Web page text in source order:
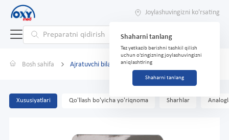
Joylashuvingizni ko'rsating
Shaharni tanlang
Tez yetkazib berishni tashkil qilish
uchun o'zingizning joylashuvingizni
aniqlashtiring
Shaharni tanlang
Bosh sahifa Ajratuvchi bilan plastinka Twistshake pushti 6+m
Xususiyatlari Qo'llash bo'yicha yo'riqnoma Sharhlar